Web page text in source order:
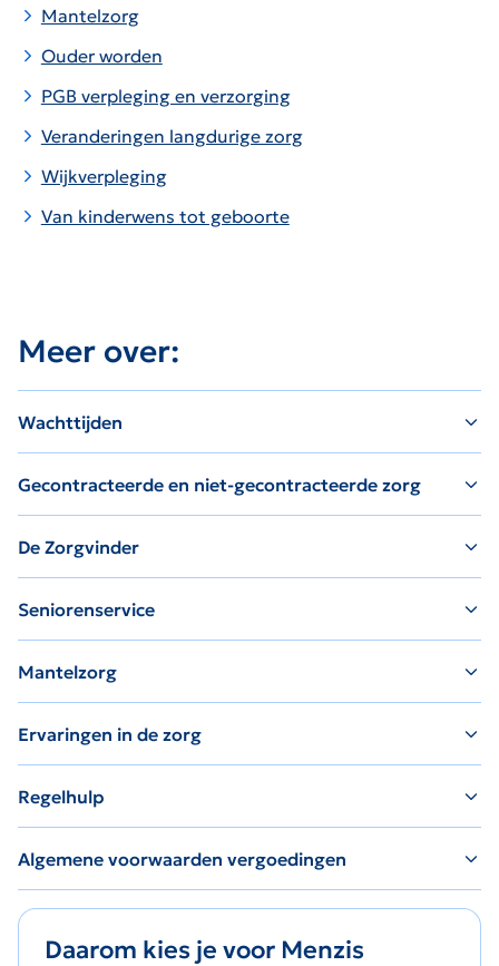
Mantelzorg
Ouder worden
PGB verpleging en verzorging
Veranderingen langdurige zorg
Wijkverpleging
Van kinderwens tot geboorte
Meer over:
Wachttijden
Gecontracteerde en niet-gecontracteerde zorg
De Zorgvinder
Seniorenservice
Mantelzorg
Ervaringen in de zorg
Regelhulp
Algemene voorwaarden vergoedingen
Daarom kies je voor Menzis